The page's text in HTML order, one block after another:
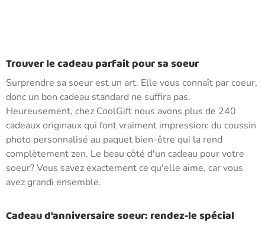
Trouver le cadeau parfait pour sa soeur
Surprendre sa soeur est un art. Elle vous connaît par coeur,
donc un bon cadeau standard ne suffira pas.
Heureusement, chez CoolGift nous avons plus de 240
cadeaux originaux qui font vraiment impression: du coussin
photo personnalisé au paquet bien-être qui la rend
complètement zen. Le beau côté d'un cadeau pour votre
soeur? Vous savez exactement ce qu'elle aime, car vous
avez grandi ensemble.
Cadeau d'anniversaire soeur: rendez-le spécial